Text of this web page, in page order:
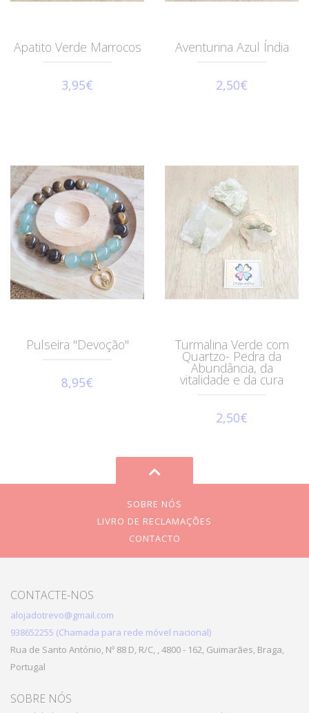
Apatito Verde Marrocos
3,95€
Aventurina Azul Índia
2,50€
Pulseira "Devoção"
8,95€
Turmalina Verde com
Quartzo- Pedra da
Abundância, da
vitalidade e da cura
2,50€
SOBRE NÓS
LIVRO DE RECLAMAÇÕES
CONTACTO
CONTACTE-NOS
alojadotrevo@gmail.com
938652255 (Chamada para rede móvel nacional)
Rua de Santo António, Nº 88 D, R/C, , 4800 - 162, Guimarães, Braga,
Portugal
SOBRE NÓS